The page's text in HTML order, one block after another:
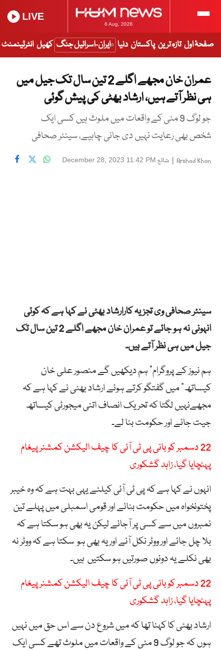
6 Aug, 2026
LIVE
صفحۂ اول تازہ ترین پاکستان دنیا ایران-اسرائیل جنگ کھیل انٹرٹینمنٹ
عمران خان مجھے اگلے 2 تین سال تک جیل میں
ہی نظر آتے ہیں، ارشاد بھٹی کی پیش گوئی
جو لوگ 9 مئی کے واقعات میں ملوث ہیں کسی ایک
شخص بھی رعایت نہیں دی جانی چاہیے، سینئر صحافی
Arshad Khan
| شائع December 28, 2023 11:42 PM
سینئر صحافی وی تجزیہ کارارشاد بھٹی نے کہا ہے کہ کوئی
انہونی نہ ہو جائے تو عمران خان مجھے اگلے 2 تین سال تک
جیل میں ہی نظر آتے ہیں۔
ہم نیوز کے پروگرام” ہم دیکھیں گے منصور علی خان
کیساتھ” میں گفتگو کرتے ہوئے ارشاد بھٹی نے کہا ہے کہ
مجھےنہیں لگتا کہ تحریک انصاف اتنی میجورٹی کیساتھ
جیت جائے اور حکومت بنا لے۔
22 دسمبر کو بانی پی ٹی آئی کا چیف الیکشن کمشنر پیغام
پہنچایا گیا، زاہد گشکوری
انہوں نے کہا ہے کہ پی ٹی آئی کیلئے یہی بہت ہے کہ وہ خیبر
پختونخواہ میں حکومت بنائے اور قومی اسمبلی میں پہلے تین
نمبروں میں سے کسی پر آجائے لیکن یہ بھی ہو سکتا ہے کہ
بلا چل جائے اور ووٹر نکل آئے اور یہ بھی ہو سکتا ہے کہ ووٹر نہ
بھی نکلے یہ دونوں صورتیں ہو سکتیں ہیں۔
22 دسمبر کو بانی پی ٹی آئی کا چیف الیکشن کمشنر پیغام
پہنچایا گیا، زاہد گشکوری
ارشاد بھٹی کا کہنا تھا کہ میں شروع دن سے اس حق میں نہیں
ہوں کہ جو لوگ 9 مئی کے واقعات میں ملوث تھے کسی ایک